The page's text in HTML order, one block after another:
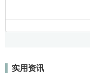
实用资讯